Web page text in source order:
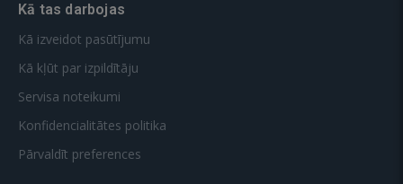
Kā tas darbojas
Kā izveidot pasūtījumu
Kā kļūt par izpildītāju
Servisa noteikumi
Konfidencialitātes politika
Pārvaldīt preferences